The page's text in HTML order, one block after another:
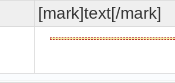
[mark]text[/mark]